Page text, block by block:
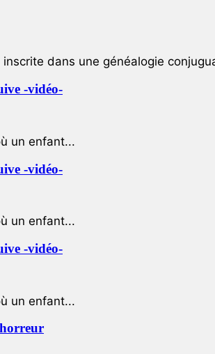
inscrite dans une généalogie
-vidéo-
un enfant...
-vidéo-
un enfant...
-vidéo-
un enfant...